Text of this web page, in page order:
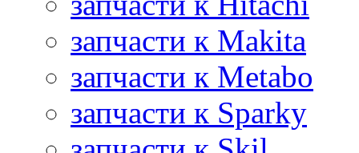
запчасти к Makita
запчасти к Metabo
запчасти к Sparky